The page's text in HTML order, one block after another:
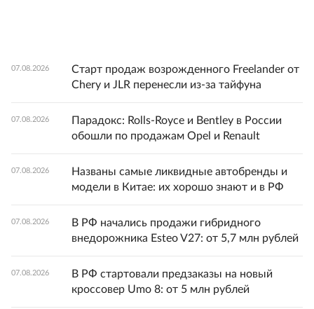
07.08.2026
Старт продаж возрожденного Freelander от
Chery и JLR перенесли из-за тайфуна
07.08.2026
Парадокс: Rolls-Royce и Bentley в России
обошли по продажам Opel и Renault
07.08.2026
Названы самые ликвидные автобренды и
модели в Китае: их хорошо знают и в РФ
07.08.2026
В РФ начались продажи гибридного
внедорожника Esteo V27: от 5,7 млн рублей
07.08.2026
В РФ стартовали предзаказы на новый
кроссовер Umo 8: от 5 млн рублей